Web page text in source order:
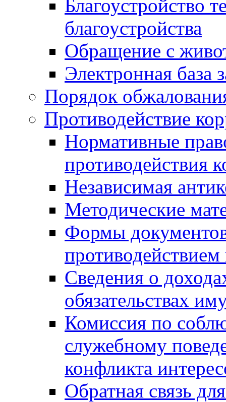
Благоустройство
благоустройства
Обращение с
Электронная база
Порядок
Противодействие
Нормативные
противодействия
Независимая
Методические
Формы
Сведения о
обязательствах
Комиссия по
служебному
конфликта
Обратная связь